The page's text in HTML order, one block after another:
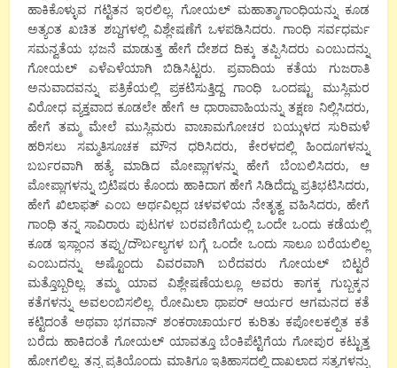
ಹಾಕಿಕೊಳ್ಳುವ ಗಟ್ಟಿತನ ಇರಲಿಲ್ಲ. ಗೋಯಲ್ ಮಹಾತ್ಮಾಗಾಂಧಿಯನ್ನು ಕೂಡ
ಅತ್ಯಂತ ಖಚಿತ ಶಬ್ದಗಳಲ್ಲಿ ವಿಶ್ಲೇಷಣೆಗೆ ಒಳಪಡಿಸಿದರು. ಗಾಂಧಿ ಸರ್ವಧರ್ಮ
ಸಮನ್ವತೆಯ ಭಜನೆ ಮಾಡುತ್ತ ಹೇಗೆ ದೇಶದ ದಿಕ್ಕು ತಪ್ಪಿಸಿದರು ಎಂಬುದನ್ನು
ಗೋಯಲ್ ಎಳೆಎಳೆಯಾಗಿ ಬಿಡಿಸಿಟ್ಟರು. ಪ್ರವಾದಿಯ ಕತೆಯ ಗುಜರಾತಿ
ಅನುವಾದವನ್ನು ಪತ್ರಿಕೆಯಲ್ಲಿ ಪ್ರಕಟಿಸುತ್ತಿದ್ದ ಗಾಂಧಿ ಒಂದಷ್ಟು ಮುಸ್ಲಿಮರ
ವಿರೋಧ ವ್ಯಕ್ತವಾದ ಕೂಡಲೇ ಹೇಗೆ ಆ ಧಾರಾವಾಹಿಯನ್ನು ತಕ್ಷಣ ನಿಲ್ಲಿಸಿದರು,
ಹೇಗೆ ತಮ್ಮ ಮೇಲೆ ಮುಸ್ಲಿಮರು ವಾಚಾಮಗೋಚರ ಬಯ್ಗುಳದ ಸುರಿಮಳೆ
ಹರಿಸಲು ಸಮ್ಮತಿಸೂಚಕ ಮೌನ ಧರಿಸಿದರು, ಕೇರಳದಲ್ಲಿ ಹಿಂದೂಗಳನ್ನು
ಬರ್ಬರವಾಗಿ ಹತ್ಯೆ ಮಾಡಿದ ಮೋಪ್ಲಾಗಳನ್ನು ಹೇಗೆ ಬೆಂಬಲಿಸಿದರು, ಆ
ಮೋಪ್ಲಾಗಳನ್ನು ಬ್ರಿಟಿಷರು ಕೊಂದು ಹಾಕಿದಾಗ ಹೇಗೆ ಸಿಡಿದೆದ್ದು ಪ್ರತಿಭಟಿಸಿದರು,
ಹೇಗೆ ಖಿಲಾಫತ್ ಎಂಬ ಅರ್ಥವಿಲ್ಲದ ಚಳವಳಿಯ ನೇತೃತ್ವ ವಹಿಸಿದರು, ಹೇಗೆ
ಗಾಂಧಿ ತನ್ನ ಸಾವಿರಾರು ಪುಟಗಳ ಬರವಣಿಗೆಯಲ್ಲಿ ಒಂದೇ ಒಂದು ಕಡೆಯಲ್ಲಿ
ಕೂಡ ಇಸ್ಲಾಂನ ತಪ್ಪು/ದೌರ್ಬಲ್ಯಗಳ ಬಗ್ಗೆ ಒಂದೇ ಒಂದು ಸಾಲೂ ಬರೆಯಲಿಲ್ಲ
ಎಂಬುದನ್ನು ಅಷ್ಟೊಂದು ವಿವರವಾಗಿ ಬರೆದವರು ಗೋಯಲ್ ಬಿಟ್ಟರೆ
ಮತ್ತೊಬ್ಬರಿಲ್ಲ. ತಮ್ಮ ಯಾವ ವಿಶ್ಲೇಷಣೆಯಲ್ಲೂ ಅವರು ಕಾಗಕ್ಕ ಗುಬ್ಬಕ್ಕನ
ಕತೆಗಳನ್ನು ಅವಲಂಬಿಸಲಿಲ್ಲ. ರೋಮಿಲಾ ಥಾಪರ್ ಆರ್ಯರ ಆಗಮನದ ಕತೆ
ಕಟ್ಟಿದಂತೆ ಅಥವಾ ಭಗವಾನ್ ಶಂಕರಾಚಾರ್ಯರ ಕುರಿತು ಕಪೋಲಕಲ್ಪಿತ ಕತೆ
ಬರೆದು ಹಾಕಿದಂತೆ ಗೋಯಲ್ ಯಾವತ್ತೂ ಬೆಂಕಿಪೆಟ್ಟಿಗೆಯ ಗೋಪುರ ಕಟ್ಟುತ್ತ
ಹೋಗಲಿಲ್ಲ. ತನ್ನ ಪ್ರತಿಯೊಂದು ಮಾತಿಗೂ ಇತಿಹಾಸದಲ್ಲಿ ದಾಖಲಾದ ಸತ್ಯಗಳನ್ನು